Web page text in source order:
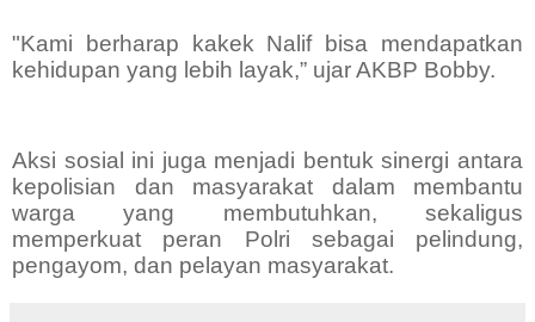
"Kami berharap kakek Nalif bisa mendapatkan
kehidupan yang lebih layak,” ujar AKBP Bobby.
Aksi sosial ini juga menjadi bentuk sinergi antara
kepolisian dan masyarakat dalam membantu
warga yang membutuhkan, sekaligus
memperkuat peran Polri sebagai pelindung,
pengayom, dan pelayan masyarakat.